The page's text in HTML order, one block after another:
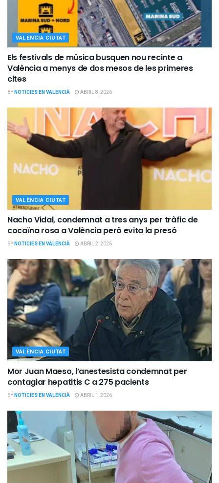
VALÈNCIA CIUTAT
Els festivals de música busquen nou recinte a
València a menys de dos mesos de les primeres
cites
BYNOTICIES EN VALENCIÀ ABRIL 8, 2026
VALÈNCIA CIUTAT
Nacho Vidal, condemnat a tres anys per tràfic de
cocaïna rosa a València però evita la presó
BYNOTICIES EN VALENCIÀ ABRIL 2, 2026
VALÈNCIA CIUTAT
Mor Juan Maeso, l’anestesista condemnat per
contagiar hepatitis C a 275 pacients
BYNOTICIES EN VALENCIÀ ABRIL 1, 2026